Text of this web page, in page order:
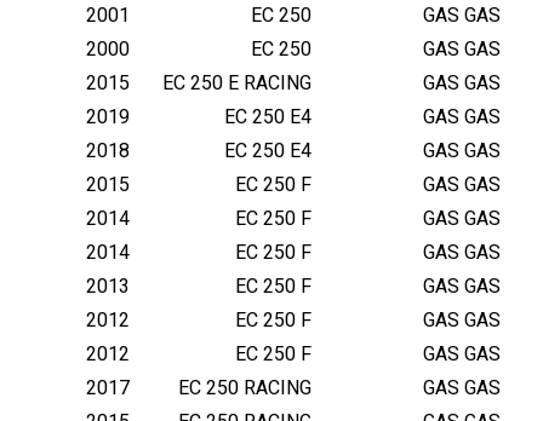
GAS GAS
EC 250
2001
GAS GAS
EC 250
2000
GAS GAS
EC 250 E RACING
2015
GAS GAS
EC 250 E4
2019
GAS GAS
EC 250 E4
2018
GAS GAS
EC 250 F
2015
GAS GAS
EC 250 F
2014
GAS GAS
EC 250 F
2014
GAS GAS
EC 250 F
2013
GAS GAS
EC 250 F
2012
GAS GAS
EC 250 F
2012
GAS GAS
EC 250 RACING
2017